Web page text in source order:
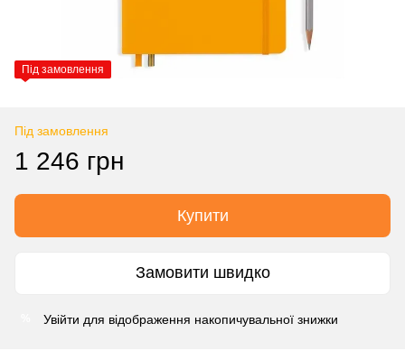
Під замовлення
Під замовлення
1 246 грн
Купити
Замовити швидко
Увійти для відображення накопичувальної знижки